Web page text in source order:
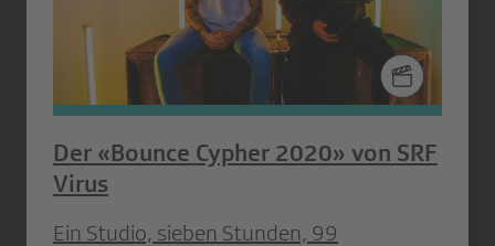
Der «Bounce Cypher 2020» von SRF
Virus
Ein Studio, sieben Stunden, 99